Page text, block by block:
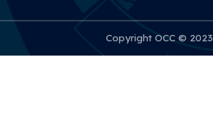
Copyright OCC © 2023